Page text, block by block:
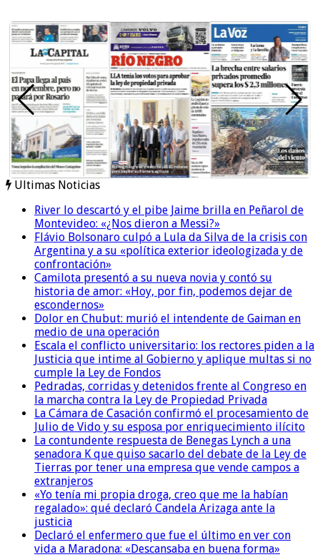
Ultimas Noticias
River lo descartó y el pibe Jaime brilla en Peñarol de
Montevideo: «¿Nos dieron a Messi?»
Flávio Bolsonaro culpó a Lula da Silva de la crisis con
Argentina y a su «política exterior ideologizada y de
confrontación»
Camilota presentó a su nueva novia y contó su
historia de amor: «Hoy, por fin, podemos dejar de
escondernos»
Dolor en Chubut: murió el intendente de Gaiman en
medio de una operación
Escala el conflicto universitario: los rectores piden a la
Justicia que intime al Gobierno y aplique multas si no
cumple la Ley de Fondos
Pedradas, corridas y detenidos frente al Congreso en
la marcha contra la Ley de Propiedad Privada
La Cámara de Casación confirmó el procesamiento de
Julio de Vido y su esposa por enriquecimiento ilícito
La contundente respuesta de Benegas Lynch a una
senadora K que quiso sacarlo del debate de la Ley de
Tierras por tener una empresa que vende campos a
extranjeros
«Yo tenía mi propia droga, creo que me la habían
regalado»: qué declaró Candela Arizaga ante la
justicia
Declaró el enfermero que fue el último en ver con
vida a Maradona: «Descansaba en buena forma»